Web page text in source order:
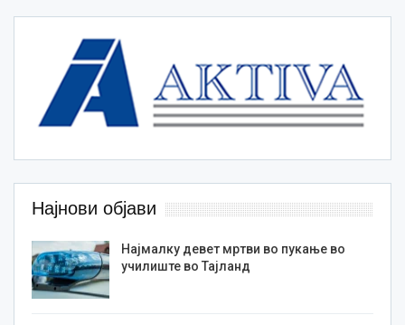
Најнови објави
Најмалку девет мртви во пукање во
училиште во Тајланд